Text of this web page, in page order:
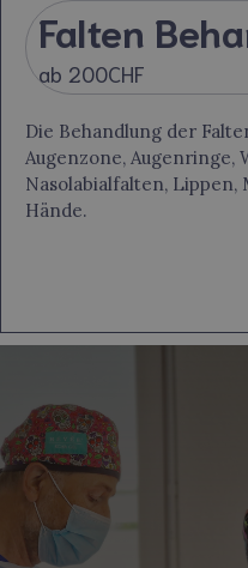
Falten
ab 200CHF
Die Behandlung der
Augenzone, Augenringe,
Nasolabialfalten, Lippen,
Hände.